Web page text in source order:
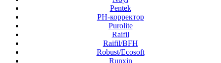
Pentek
PH-корректор
Purolite
Raifil
Raifil/BFH
Robust/Ecosoft
Runxin